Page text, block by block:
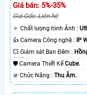
Giá bán: 5%-35%
Giá Gốc: Liên hệ
🔅 Chất lượng hình Ảnh :
👍 Camera Công nghệ : IP
💥 Giám sát Ban Đêm :
SMD.🛡 Camera Thiết KếCube.
️☣️ Chức Năng : Thu Âm.